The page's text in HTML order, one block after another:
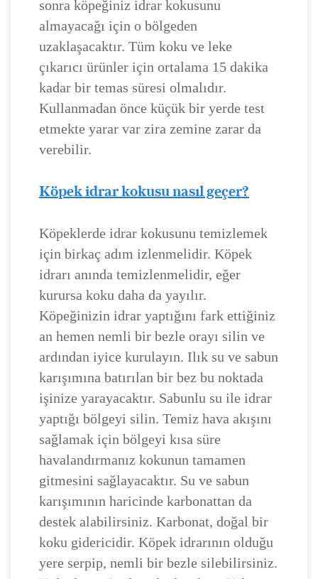
sonra köpeğiniz idrar kokusunu
almayacağı için o bölgeden
uzaklaşacaktır. Tüm koku ve leke
çıkarıcı ürünler için ortalama 15 dakika
kadar bir temas süresi olmalıdır.
Kullanmadan önce küçük bir yerde test
etmekte yarar var zira zemine zarar da
verebilir.
Köpek idrar kokusu nasıl geçer?
Köpeklerde idrar kokusunu temizlemek
için birkaç adım izlenmelidir. Köpek
idrarı anında temizlenmelidir, eğer
kurursa koku daha da yayılır.
Köpeğinizin idrar yaptığını fark ettiğiniz
an hemen nemli bir bezle orayı silin ve
ardından iyice kurulayın. Ilık su ve sabun
karışımına batırılan bir bez bu noktada
işinize yarayacaktır. Sabunlu su ile idrar
yaptığı bölgeyi silin. Temiz hava akışını
sağlamak için bölgeyi kısa süre
havalandırmanız kokunun tamamen
gitmesini sağlayacaktır. Su ve sabun
karışımının haricinde karbonattan da
destek alabilirsiniz. Karbonat, doğal bir
koku gidericidir. Köpek idrarının olduğu
yere serpip, nemli bir bezle silebilirsiniz.